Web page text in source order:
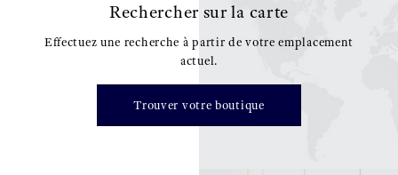
Rechercher sur la carte
Effectuez une recherche à partir de votre emplacement
actuel.
Trouver votre boutique